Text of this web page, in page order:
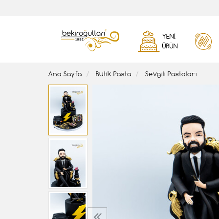
YENI
ÜRÜN
Ana Sayfa Butik Pasta Sevgili Pastaları